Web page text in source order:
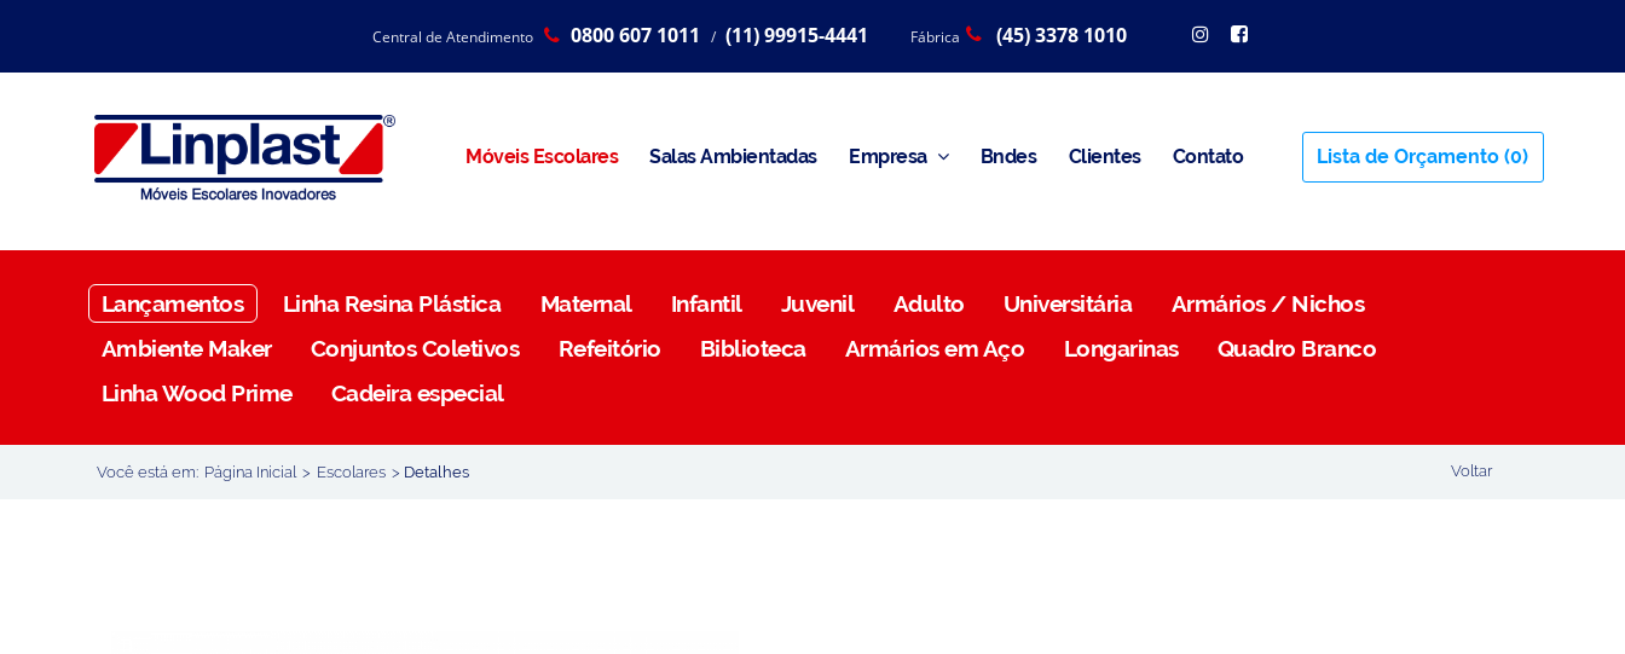
Central de Atendimento 0800 607 1011 / (11) 99915-4441 Fábrica (45) 3378 1010
Móveis Escolares Salas Ambientadas Empresa Bndes Clientes Contato Lista de Orçamento (0)
Lançamentos Linha Resina Plástica Maternal Infantil Juvenil Adulto Universitária
Armários / Nichos
Ambiente Maker
Conjuntos Coletivos Refeitório Biblioteca Armários em Aço Longarinas
Quadro Branco
Linha Wood Prime
Cadeira especial
Você está em: Página Inicial > Escolares > Detalhes Voltar
Linha Resina Plástica
Universitária
Armários / Nichos
Conjuntos Coletivos
SOBRE A EMPRESA